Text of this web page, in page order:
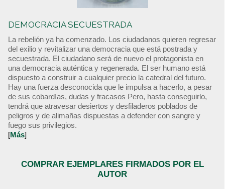
DEMOCRACIA SECUESTRADA
La rebelión ya ha comenzado. Los ciudadanos quieren regresar
del exilio y revitalizar una democracia que está postrada y
secuestrada. El ciudadano será de nuevo el protagonista en
una democracia auténtica y regenerada. El ser humano está
dispuesto a construir a cualquier precio la catedral del futuro.
Hay una fuerza desconocida que le impulsa a hacerlo, a pesar
de sus cobardías, dudas y fracasos Pero, hasta conseguirlo,
tendrá que atravesar desiertos y desfiladeros poblados de
peligros y de alimañas dispuestas a defender con sangre y
fuego sus privilegios.
[Más]
COMPRAR EJEMPLARES FIRMADOS POR EL
AUTOR